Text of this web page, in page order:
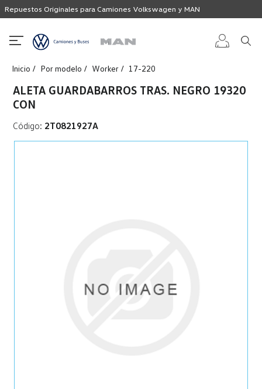
Repuestos Originales para Camiones Volkswagen y MAN
Inicio Por modelo Worker 17-220
ALETA GUARDABARROS TRAS. NEGRO 19320
CON
Código: 2T0821927A